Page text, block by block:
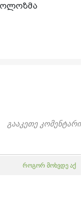
გააკეთე კომენტარი
როგორ მოხვდე აქ